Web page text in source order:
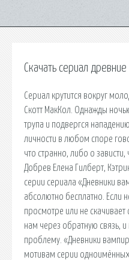
Скачать сериал древние
Сериал крутится вокруг
Скотт МакКол. Однажды
трупа и подвергся
личности в любом споре
что странно, либо о
Добрев Елена Гилберт,
серии сериала «Дневники
абсолютно бесплатно. Если
просмотре или не
нам через обратную связь,
проблему. «Дневники
мотивам серии